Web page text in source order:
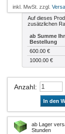
inkl. MwSt. zzgl.
Auf dieses
zusätzlichen
ab Summe
Bestellung
600.00 €
1000.00 €
Anzahl:
In den
ab Lager
Stunden